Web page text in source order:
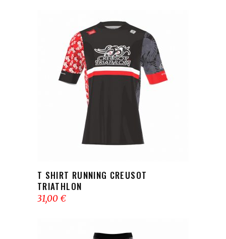
AJOUTER AU PANIER
T SHIRT RUNNING CREUSOT
TRIATHLON
31,00€